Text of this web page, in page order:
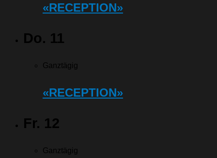
«RECEPTION»
Do. 11
Ganztägig
«RECEPTION»
Fr. 12
Ganztägig